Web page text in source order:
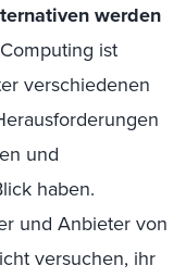
werden
ist
verschiedenen
und
haben.
und Anbieter von
versuchen, ihr